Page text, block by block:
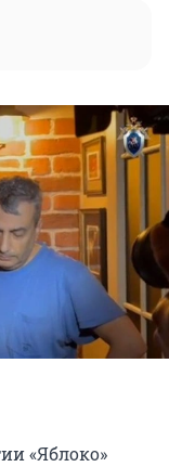
«Яблоко»